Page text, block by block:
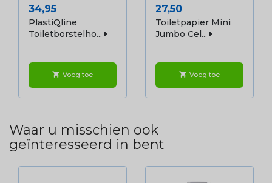
Prijs
34,95
PlastiQline
Toiletborstelho...
shopping_cart Voeg toe
Prijs
27,50
Toiletpapier Mini
Jumbo Cel...
shopping_cart Voeg toe
Waar u misschien ook
geïnteresseerd in bent